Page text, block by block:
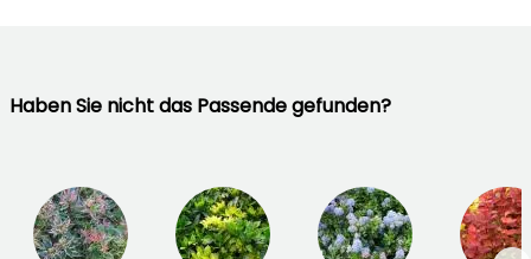
Haben Sie nicht das Passende gefunden?